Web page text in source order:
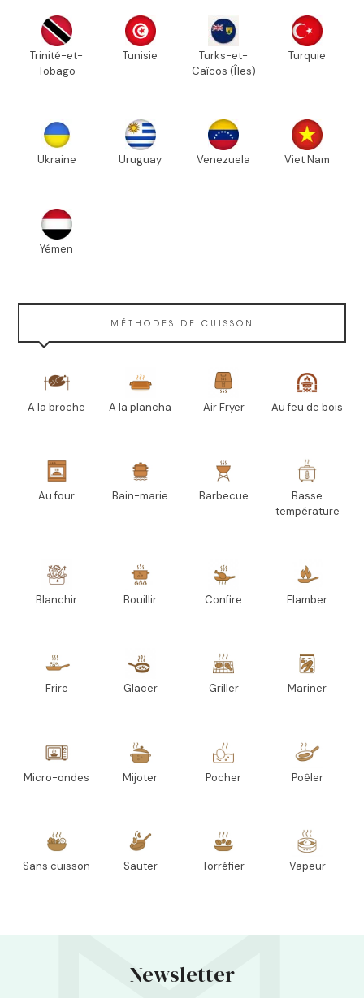
Trinité-et-
Tobago
Tunisie
Turks-et-
Caïcos (Îles)
Turquie
Ukraine Uruguay Venezuela Viet Nam
Yémen
MÉTHODES DE CUISSON
A la broche A la plancha Air Fryer Au feu de bois
Au four Bain-marie Barbecue
Basse
température
Blanchir Bouillir Confire Flamber
Frire Glacer Griller Mariner
Micro-ondes Mijoter Pocher Poêler
Sans cuisson Sauter Torréfier Vapeur
Newsletter